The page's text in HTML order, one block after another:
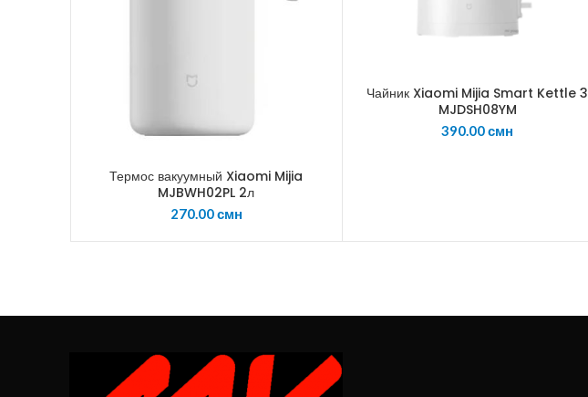
Термос вакуумный Xiaomi Mijia
MJBWH02PL 2л
270.00смн
Чайник Xiaomi Mijia Smart Kettle 3
MJDSH08YM
390.00смн